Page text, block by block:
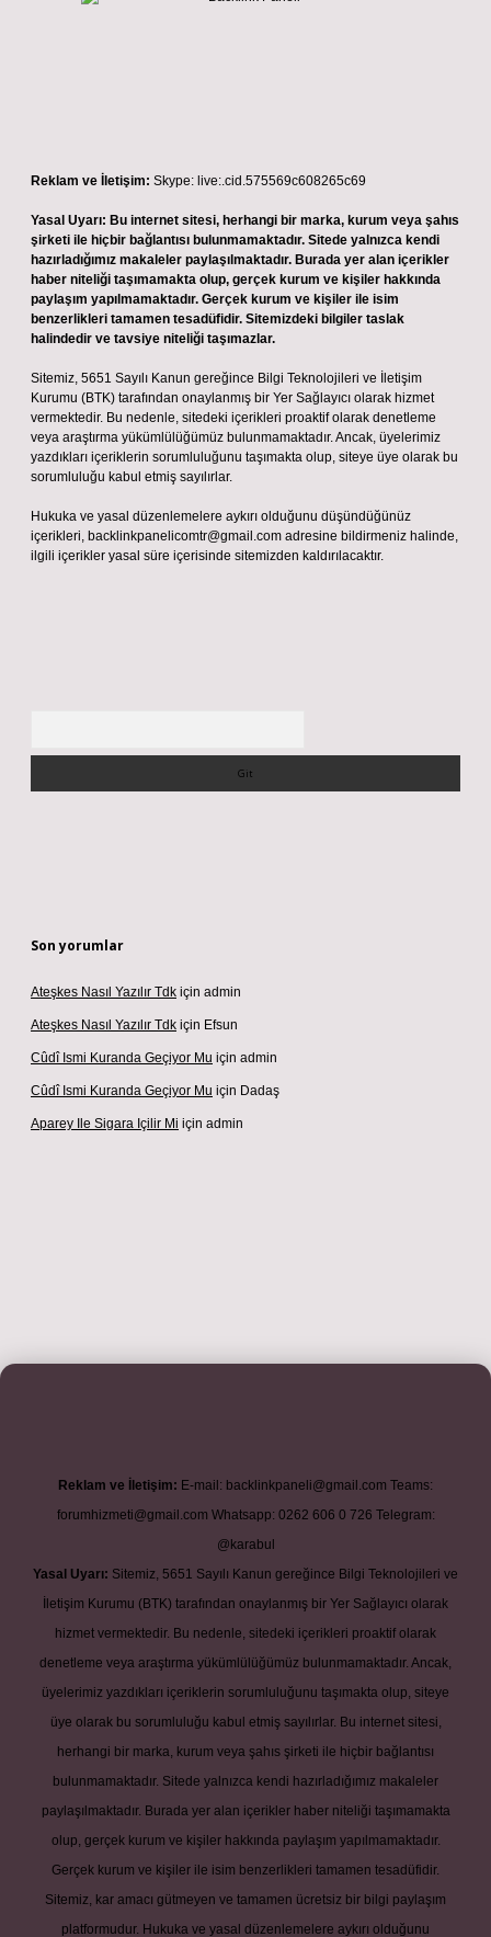
Reklam ve İletişim: Skype: live:.cid.575569c608265c69
Yasal Uyarı: Bu internet sitesi, herhangi bir marka, kurum veya şahıs
şirketi ile hiçbir bağlantısı bulunmamaktadır. Sitede yalnızca kendi
hazırladığımız makaleler paylaşılmaktadır. Burada yer alan içerikler
haber niteliği taşımamakta olup, gerçek kurum ve kişiler hakkında
paylaşım yapılmamaktadır. Gerçek kurum ve kişiler ile isim
benzerlikleri tamamen tesadüfidir. Sitemizdeki bilgiler taslak
halindedir ve tavsiye niteliği taşımazlar.
Sitemiz, 5651 Sayılı Kanun gereğince Bilgi Teknolojileri ve İletişim
Kurumu (BTK) tarafından onaylanmış bir Yer Sağlayıcı olarak hizmet
vermektedir. Bu nedenle, sitedeki içerikleri proaktif olarak denetleme
veya araştırma yükümlülüğümüz bulunmamaktadır. Ancak, üyelerimiz
yazdıkları içeriklerin sorumluluğunu taşımakta olup, siteye üye olarak bu
sorumluluğu kabul etmiş sayılırlar.
Hukuka ve yasal düzenlemelere aykırı olduğunu düşündüğünüz
içerikleri, backlinkpanelicomtr@gmail.com adresine bildirmeniz halinde,
ilgili içerikler yasal süre içerisinde sitemizden kaldırılacaktır.
Son yorumlar
Ateşkes Nasıl Yazılır Tdk için admin
Ateşkes Nasıl Yazılır Tdk için Efsun
Cûdî Ismi Kuranda Geçiyor Mu için admin
Cûdî Ismi Kuranda Geçiyor Mu için Dadaş
Aparey Ile Sigara Içilir Mi için admin
adresibetexper.xyzm elexbet
Reklam ve İletişim: E-mail: backlinkpaneli@gmail.com Teams:
forumhizmeti@gmail.com Whatsapp: 0262 606 0 726 Telegram:
@karabul
Yasal Uyarı: Sitemiz, 5651 Sayılı Kanun gereğince Bilgi Teknolojileri ve
İletişim Kurumu (BTK) tarafından onaylanmış bir Yer Sağlayıcı olarak
hizmet vermektedir. Bu nedenle, sitedeki içerikleri proaktif olarak
denetleme veya araştırma yükümlülüğümüz bulunmamaktadır. Ancak,
üyelerimiz yazdıkları içeriklerin sorumluluğunu taşımakta olup, siteye
üye olarak bu sorumluluğu kabul etmiş sayılırlar. Bu internet sitesi,
herhangi bir marka, kurum veya şahıs şirketi ile hiçbir bağlantısı
bulunmamaktadır. Sitede yalnızca kendi hazırladığımız makaleler
paylaşılmaktadır. Burada yer alan içerikler haber niteliği taşımamakta
olup, gerçek kurum ve kişiler hakkında paylaşım yapılmamaktadır.
Gerçek kurum ve kişiler ile isim benzerlikleri tamamen tesadüfidir.
Sitemiz, kar amacı gütmeyen ve tamamen ücretsiz bir bilgi paylaşım
platformudur. Hukuka ve yasal düzenlemelere aykırı olduğunu